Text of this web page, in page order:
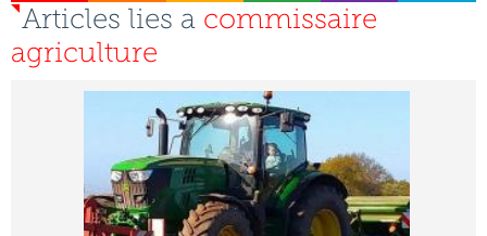
Articles lies a commissaire
agriculture